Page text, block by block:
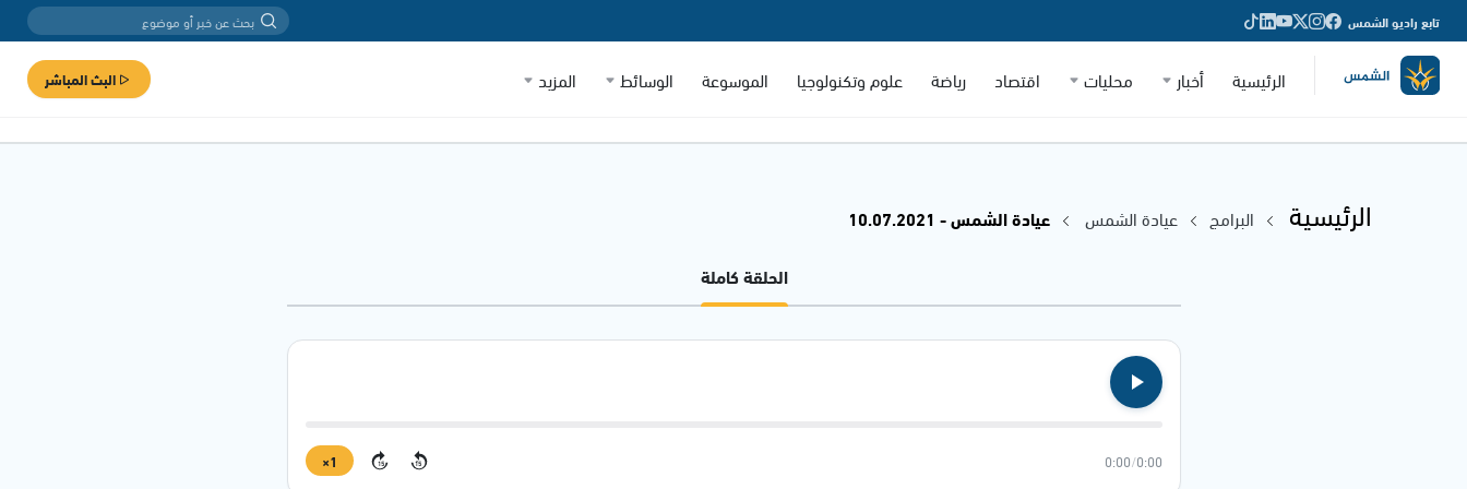
تابع راديو الشمس
الرئيسية أخبار محليات اقتصاد رياضة علوم وتكنولوجيا الموسوعة الوسائط المزيد البث المباشر
الرئيسية البرامج عيادة الشمس
عيادة الشمس - 10.07.2021
الحلقة كاملة
0:00
/
0:00
15
15
1×